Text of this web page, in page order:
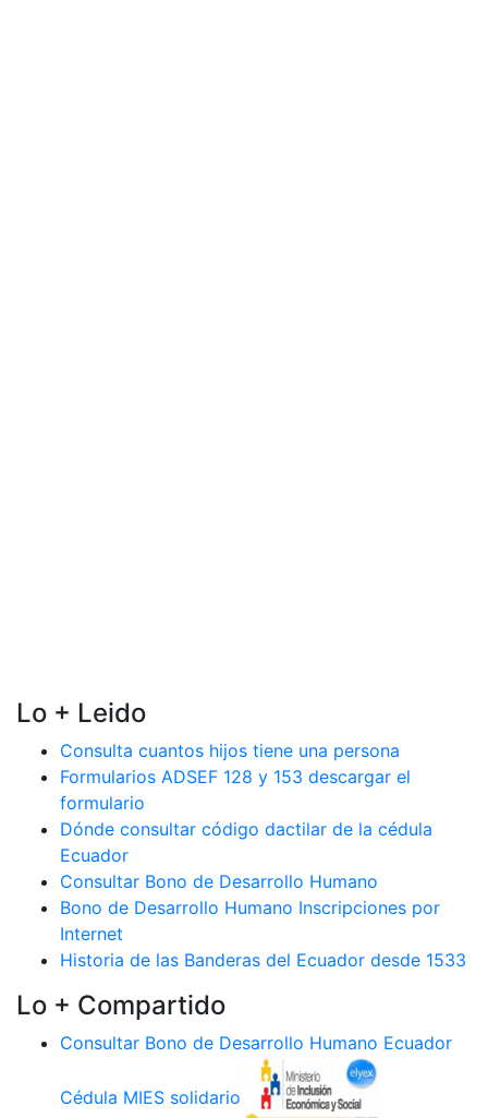
Lo + Leido
Consulta cuantos hijos tiene una persona
Formularios ADSEF 128 y 153 descargar el
formulario
Dónde consultar código dactilar de la cédula
Ecuador
Consultar Bono de Desarrollo Humano
Bono de Desarrollo Humano Inscripciones por
Internet
Historia de las Banderas del Ecuador desde 1533
Lo + Compartido
Consultar Bono de Desarrollo Humano Ecuador
Cédula MIES solidario